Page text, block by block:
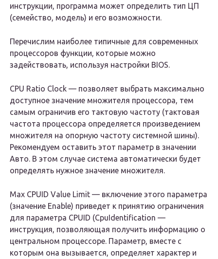
инструкции, программа может определить тип ЦП
(семейство, модель) и его возможности.
Перечислим наиболее типичные для современных
процессоров функции, которые можно
задействовать, используя настройки BIOS
CPU Ratio Clock — позволяет выбрать максимально
доступное значение множителя процессора, тем
самым ограничив его тактовую частоту (тактовая
частота процессора определяется произведением
множителя на опорную частоту системной шины).
Рекомендуем оставить этот параметр в значении
Авто . В этом случае система автоматически будет
определять нужное значение множителя.
Max CPUID Value Limit — включение этого параметра
(значение Enable) приведет к принятию ограничения
для параметра CPUID (CpuIdentification —
инструкция, позволяющая получить информацию о
центральном процессоре. Параметр, вместе с
которым она вызывается, определяет характер и